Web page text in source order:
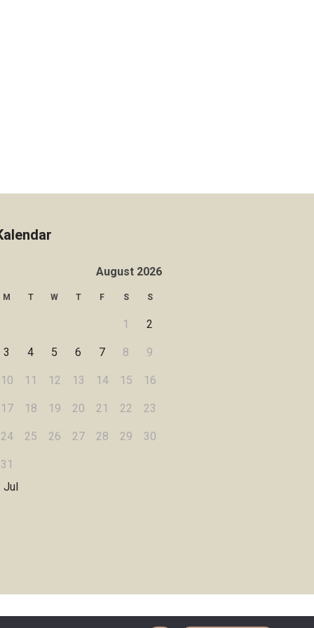
August 2026
M T W T F S S
1 2
3 4 5 6 7 8 9
10 11 12 13 14 15 16
17 18 19 20 21 22 23
24 25 26 27 28 29 30
31
Jul